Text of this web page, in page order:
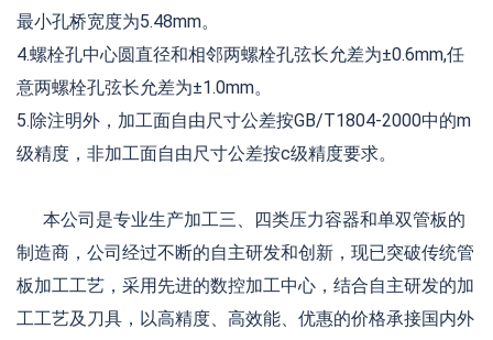
最小孔桥宽度为5.48mm。
4.螺栓孔中心圆直径和相邻两螺栓孔弦长允差为±0.6mm,任
意两螺栓孔弦长允差为±1.0mm。
5.除注明外，加工面自由尺寸公差按GB/T1804-2000中的m
级精度，非加工面自由尺寸公差按c级精度要求。
本公司是专业生产加工三、四类压力容器和单双管板的
制造商，公司经过不断的自主研发和创新，现已突破传统管
板加工工艺，采用先进的数控加工中心，结合自主研发的加
工工艺及刀具，以高精度、高效能、优惠的价格承接国内外